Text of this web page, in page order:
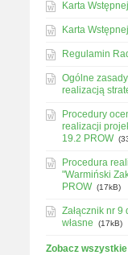
Karta
Karta
Regulamin
Ogólne
realizacją
Procedury
realizacji
19.2 PROW
Procedura
"Warmiński
PROW (17kB)
Załącznik nr
własne
(17kB)
Zobacz